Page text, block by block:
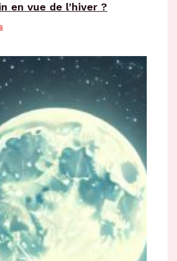
en vue de l’hiver ?